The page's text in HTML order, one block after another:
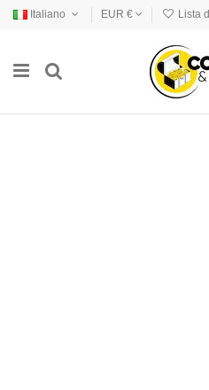
Italiano EUR € Lista